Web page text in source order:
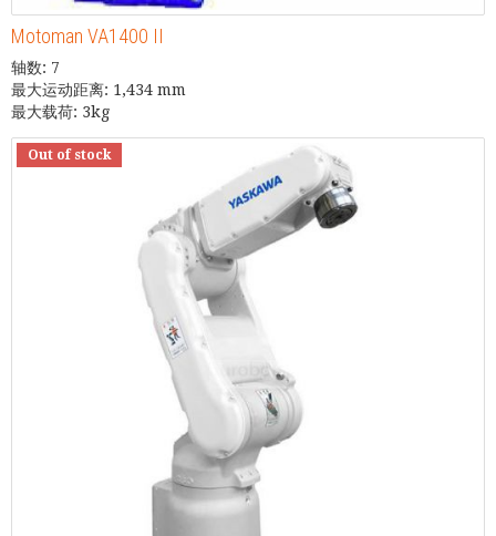
Motoman VA1400 II
轴数: 7
最大运动距离: 1,434 mm
最大载荷: 3kg
Out of stock